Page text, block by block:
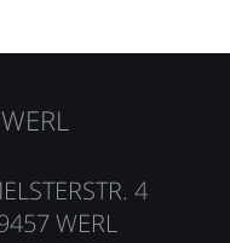
WERL
4
WERL